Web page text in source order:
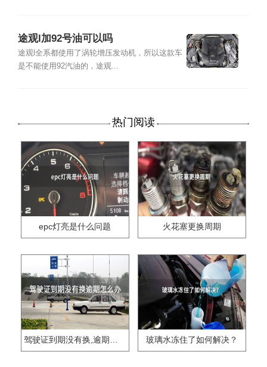
途观l加92号油可以吗
途观l全系都使用了涡轮增压发动机，所以这款车
是不能使用92汽油的，途观...
热门阅读
epc灯亮是什么问题 火花塞更换周期
驾驶证到期没有换,逾期怎么办?? 玻璃水冻住了如何解决？